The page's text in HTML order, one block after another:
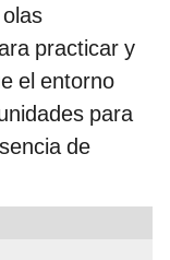
practicar y
el entorno
para
de